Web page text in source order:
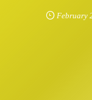
February